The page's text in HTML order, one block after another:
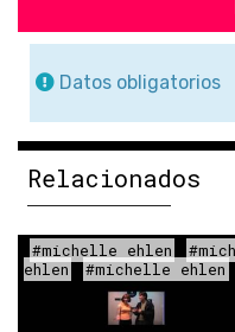
Datos obligatorios
Relacionados
#michelle ehlen
ehlen
#michelle ehlen